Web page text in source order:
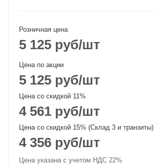
Розничная цена
5 125 руб/шт
Цена по акции
5 125 руб/шт
Цена со скидкой 11%
4 561 руб/шт
Цена со скидкой 15% (Склад 3 и транзиты)
4 356 руб/шт
Цена указана с учетом НДС 22%